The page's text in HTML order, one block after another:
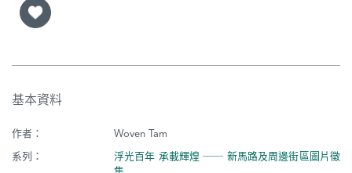
基本資料
作者：
Woven Tam
系列：
浮光百年 承載輝煌 ── 新馬路及周邊街區圖片徵